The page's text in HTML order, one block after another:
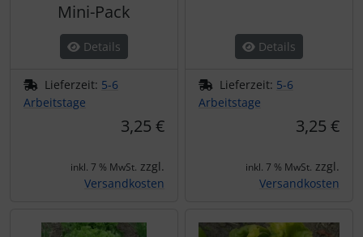
Mini-Pack
Details
Lieferzeit: 5-6
Arbeitstage
3,25 €
inkl. 7 % MwSt. zzgl.
Versandkosten
Details
Lieferzeit: 5-6
Arbeitstage
3,25 €
inkl. 7 % MwSt. zzgl.
Versandkosten